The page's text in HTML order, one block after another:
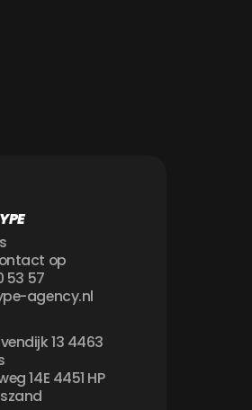
op
53 57
agency.nl
13 4463
14E 4451 HP